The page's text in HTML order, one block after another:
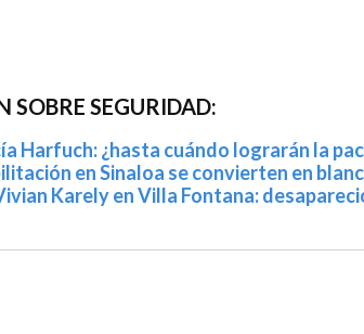
SEGURIDAD:
Harfuch: ¿hasta cuándo lograrán la
en Sinaloa se convierten en
Karely en Villa Fontana: